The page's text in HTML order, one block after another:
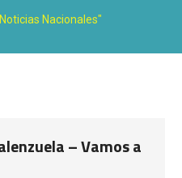
Nacionales"
– Vamos a